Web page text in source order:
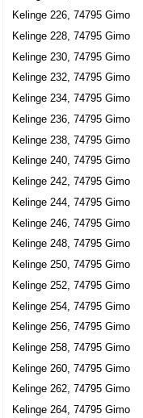
Kelinge 226, 74795 Gimo
Kelinge 228, 74795 Gimo
Kelinge 230, 74795 Gimo
Kelinge 232, 74795 Gimo
Kelinge 234, 74795 Gimo
Kelinge 236, 74795 Gimo
Kelinge 238, 74795 Gimo
Kelinge 240, 74795 Gimo
Kelinge 242, 74795 Gimo
Kelinge 244, 74795 Gimo
Kelinge 246, 74795 Gimo
Kelinge 248, 74795 Gimo
Kelinge 250, 74795 Gimo
Kelinge 252, 74795 Gimo
Kelinge 254, 74795 Gimo
Kelinge 256, 74795 Gimo
Kelinge 258, 74795 Gimo
Kelinge 260, 74795 Gimo
Kelinge 262, 74795 Gimo
Kelinge 264, 74795 Gimo